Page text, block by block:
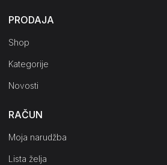
PRODAJA
Shop
Kategorije
Novosti
RAČUN
Moja narudžba
Lista želja